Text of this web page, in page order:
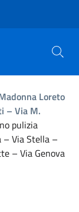
Loreto
– Via M.
pulizia
– Via Stella –
– Via Genova